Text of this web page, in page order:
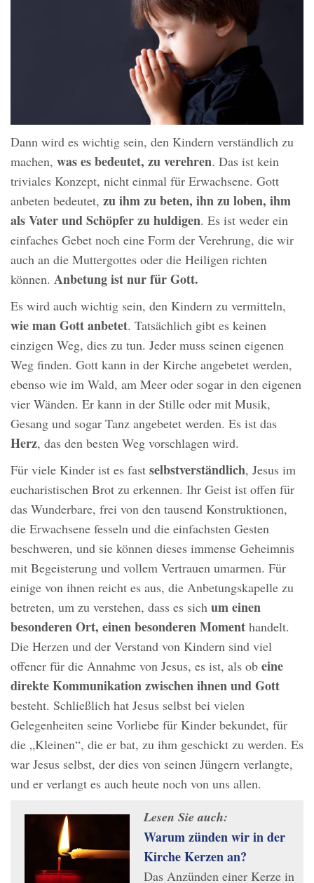
Dann wird es wichtig sein, den Kindern verständlich zu
machen, was es bedeutet, zu verehren. Das ist kein
triviales Konzept, nicht einmal für Erwachsene. Gott
anbeten bedeutet, zu ihm zu beten, ihn zu loben, ihm
als Vater und Schöpfer zu huldigen. Es ist weder ein
einfaches Gebet noch eine Form der Verehrung, die wir
auch an die Muttergottes oder die Heiligen richten
können. Anbetung ist nur für Gott.
Es wird auch wichtig sein, den Kindern zu vermitteln,
wie man Gott anbetet. Tatsächlich gibt es keinen
einzigen Weg, dies zu tun. Jeder muss seinen eigenen
Weg finden. Gott kann in der Kirche angebetet werden,
ebenso wie im Wald, am Meer oder sogar in den eigenen
vier Wänden. Er kann in der Stille oder mit Musik,
Gesang und sogar Tanz angebetet werden. Es ist das
Herz, das den besten Weg vorschlagen wird.
Für viele Kinder ist es fast selbstverständlich, Jesus im
eucharistischen Brot zu erkennen. Ihr Geist ist offen für
das Wunderbare, frei von den tausend Konstruktionen,
die Erwachsene fesseln und die einfachsten Gesten
beschweren, und sie können dieses immense Geheimnis
mit Begeisterung und vollem Vertrauen umarmen. Für
einige von ihnen reicht es aus, die Anbetungskapelle zu
betreten, um zu verstehen, dass es sich um einen
besonderen Ort, einen besonderen Moment handelt.
Die Herzen und der Verstand von Kindern sind viel
offener für die Annahme von Jesus, es ist, als ob eine
direkte Kommunikation zwischen ihnen und Gott
besteht. Schließlich hat Jesus selbst bei vielen
Gelegenheiten seine Vorliebe für Kinder bekundet, für
die „Kleinen“, die er bat, zu ihm geschickt zu werden. Es
war Jesus selbst, der dies von seinen Jüngern verlangte,
und er verlangt es auch heute noch von uns allen.
Lesen Sie auch:
Warum zünden wir in der
Kirche Kerzen an?
Das Anzünden einer Kerze in